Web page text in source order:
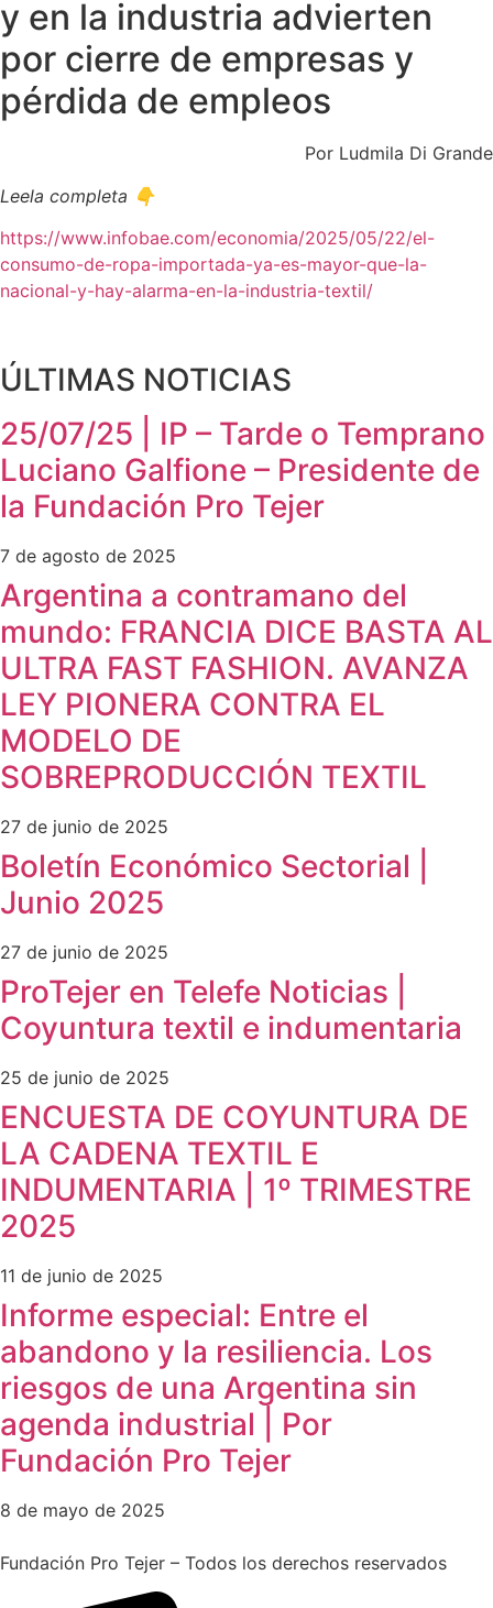
y en la industria advierten
por cierre de empresas y
pérdida de empleos
Por Ludmila Di Grande
Leela completa 👇
https://www.infobae.com/economia/2025/05/22/el-
consumo-de-ropa-importada-ya-es-mayor-que-la-
nacional-y-hay-alarma-en-la-industria-textil/
ÚLTIMAS NOTICIAS
25/07/25 | IP – Tarde o Temprano
Luciano Galfione – Presidente de
la Fundación Pro Tejer
7 de agosto de 2025
Argentina a contramano del
mundo: FRANCIA DICE BASTA AL
ULTRA FAST FASHION. AVANZA
LEY PIONERA CONTRA EL
MODELO DE
SOBREPRODUCCIÓN TEXTIL
27 de junio de 2025
Boletín Económico Sectorial |
Junio 2025
27 de junio de 2025
ProTejer en Telefe Noticias |
Coyuntura textil e indumentaria
25 de junio de 2025
ENCUESTA DE COYUNTURA DE
LA CADENA TEXTIL E
INDUMENTARIA | 1º TRIMESTRE
2025
11 de junio de 2025
Informe especial: Entre el
abandono y la resiliencia. Los
riesgos de una Argentina sin
agenda industrial | Por
Fundación Pro Tejer
8 de mayo de 2025
Fundación Pro Tejer – Todos los derechos reservados